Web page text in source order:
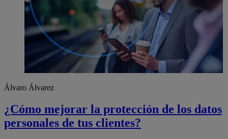
Álvaro Álvarez
¿Cómo mejorar la protección de los datos
personales de tus clientes?